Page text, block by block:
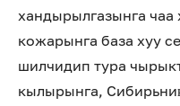
хандырылгазынга чаа
кожарынга база хуу
шилчидип тура
кылырынга,